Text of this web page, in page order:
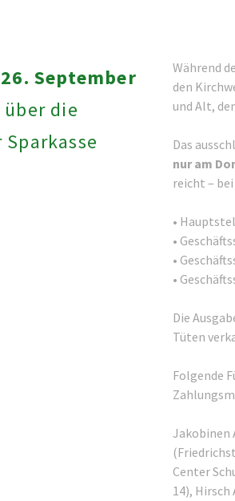
26. September
über die
Während
den
und Alt,
Das
nur am
reicht –
•
•
•
•
Die
Tüten
Folgende
Jakobinen
Center
14),